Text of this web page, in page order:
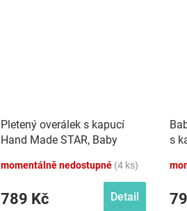
Pletený overálek s kapucí
Hand Made STAR, Baby
momentálně nedostupné (4 ks)
789 Kč Detail
s